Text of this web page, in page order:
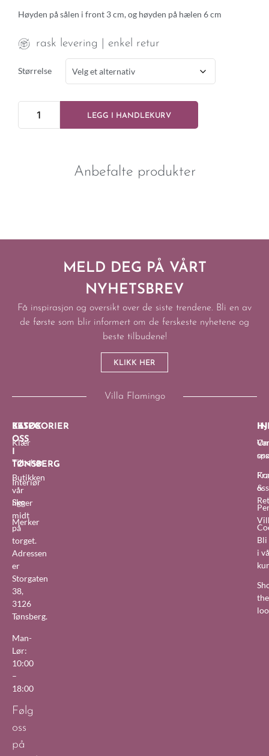
Høyden på sålen i front 3 cm, og høyden på hælen 6 cm
rask levering | enkel retur
Størrelse
LEGG I HANDLEKURV
Anbefalte produkter
MELD DEG PÅ VÅRT
NYHETSBREV
Få inspirasjon og oversikt over de siste trendene. Bli en av
de første som blir informert om de ferskeste nyhetene og
beste tilbudene!
KLIKK HER
Villa Flamingo
BESØK
OSS
I
TØNSBERG
Butikken
vår
ligger
midt
på
torget.
Adressen
er
Storgaten
38,
3126
Tønsberg.
Man-
Lør:
10:00
–
18:00
Følg
oss
på
KATEGORIER
Klær
Tilbehør
Interiør
Sko
Merker
oss
&
Bli
i
the
oss